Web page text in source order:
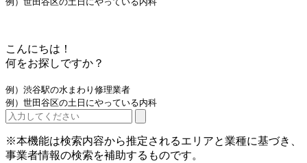
こんにちは！
何をお探しですか？
例）渋谷駅の水まわり修理業者
例）世田谷区の土日にやっている内科
※本機能は検索内容から推定されるエリアと業種に基づき、
事業者情報の検索を補助するものです。